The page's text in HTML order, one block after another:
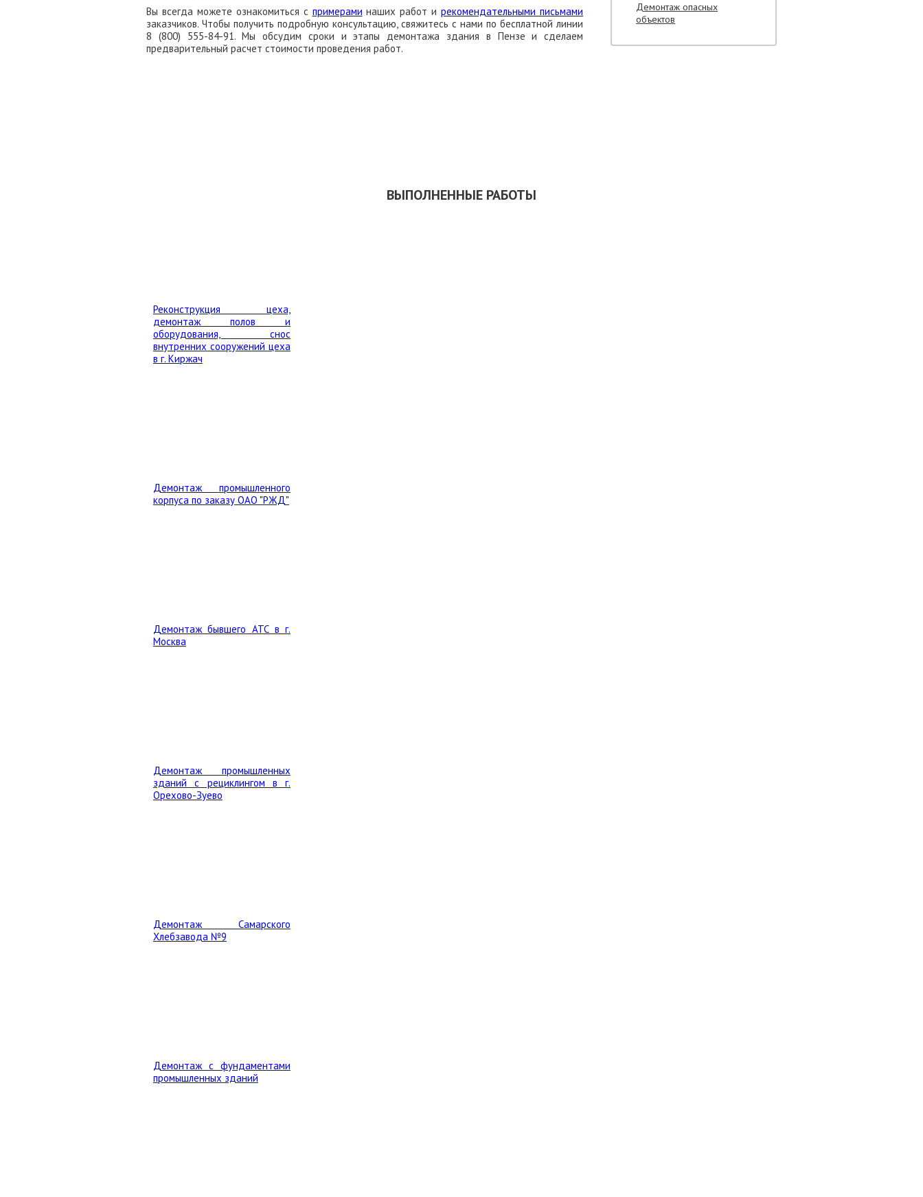
Демонтаж опасных
объектов
Вы всегда можете ознакомиться с примерами наших работ ирекомендательными письмами
заказчиков. Чтобы получить подробную консультацию, свяжитесь с нами по бесплатной линии
8 (800) 555-84-91. Мы обсудим сроки и этапы демонтажа здания в Пензе и сделаем
предварительный расчет стоимости проведения работ.
ВЫПОЛНЕННЫЕ РАБОТЫ
Реконструкция цеха,
демонтаж полов и
оборудования, снос
внутренних сооружений цеха
в г. Киржач
Демонтаж промышленного
корпуса по заказу ОАО "РЖД"
Демонтаж бывшего АТС в г.
Москва
Демонтаж промышленных
зданий с рециклингом в г.
Орехово-Зуево
Демонтаж Самарского
Хлебзавода №9
Демонтаж с фундаментами
промышленных зданий